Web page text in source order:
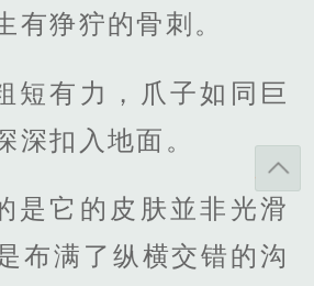
有狰狞的骨刺。
短有力，爪子如同巨
深扣入地面。
是它的皮肤並非光滑
布满了纵横交错的沟